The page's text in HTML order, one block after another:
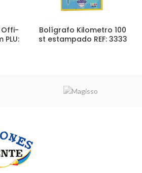
PLU:
Bolígrafo Kilometro 100
st estampado REF: 3333